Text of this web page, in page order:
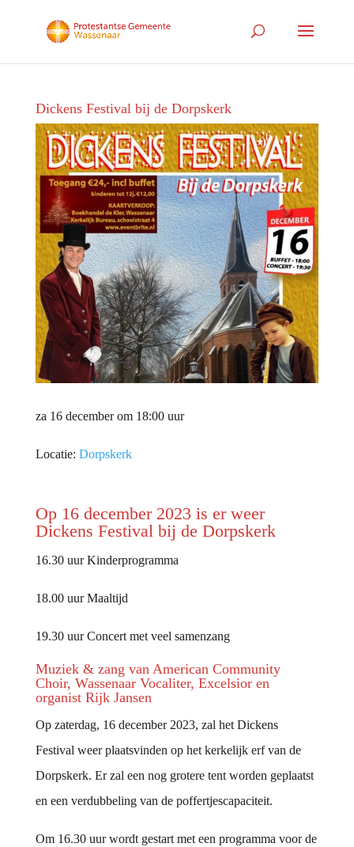
Dickens Festival bij de Dorpskerk
za 16 december om 18:00 uur
Locatie: Dorpskerk
Op 16 december 2023 is er weer
Dickens Festival bij de Dorpskerk
16.30 uur Kinderprogramma
18.00 uur Maaltijd
19.30 uur Concert met veel samenzang
Muziek & zang van American Community
Choir, Wassenaar Vocaliter, Excelsior en
organist Rijk Jansen
Op zaterdag, 16 december 2023, zal het Dickens
Festival weer plaatsvinden op het kerkelijk erf van de
Dorpskerk. Er zal een nog grotere tent worden geplaatst
en een verdubbeling van de poffertjescapaciteit.
Om 16.30 uur wordt gestart met een programma voor de